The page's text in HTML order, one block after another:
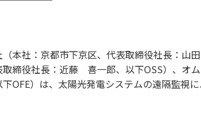
本社：京都市下京区、代表取締役社長：山
締役社長：近藤 喜一郎、以下OSS）、オ
OFE）は、太陽光発電システムの遠隔監視